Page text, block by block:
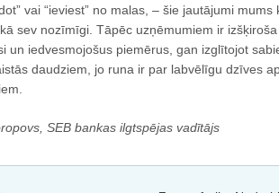
vai “ieviest” no malas, – šie jautājumi
sev nozīmīgi. Tāpēc uzņēmumiem ir
un iedvesmojošus piemērus, gan izglītojot
daudziem, jo runa ir par labvēlīgu dzīves
SEB bankas ilgtspējas vadītājs